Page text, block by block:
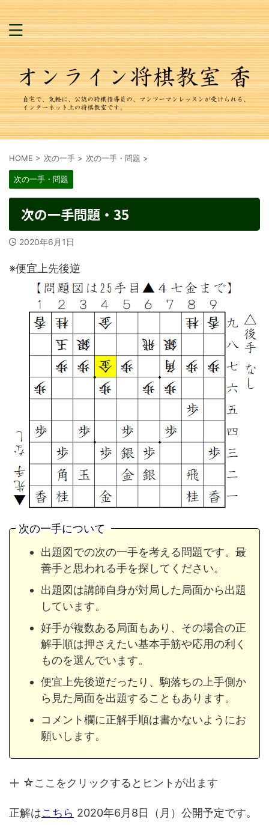
HOME > 次の一手 > 次の一手・問題 >
次の一手・問題
次の一手問題・35
2020年6月1日
※便宜上先後逆
次の一手について
出題図での次の一手を考える問題です。最
善手と思われる手を探してください。
出題図は講師自身が対局した局面から出題
しています。
好手が複数ある局面もあり、その場合の正
解手順は押さえたい基本手筋や応用の利く
ものを選んでいます。
便宜上先後逆だったり、駒落ちの上手側か
ら見た局面を出題することもあります。
コメント欄に正解手順は書かないようにお
願いします。
☆ここをクリックするとヒントが出ます
正解はこちら 2020年6月8日（月）公開予定です。